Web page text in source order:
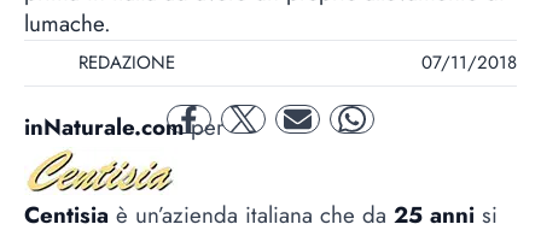
lumache.
REDAZIONE 07/11/2018
facebooktwitter mail whatsapp
inNaturale.comper
Centisia è un’azienda italiana che da 25 anni si